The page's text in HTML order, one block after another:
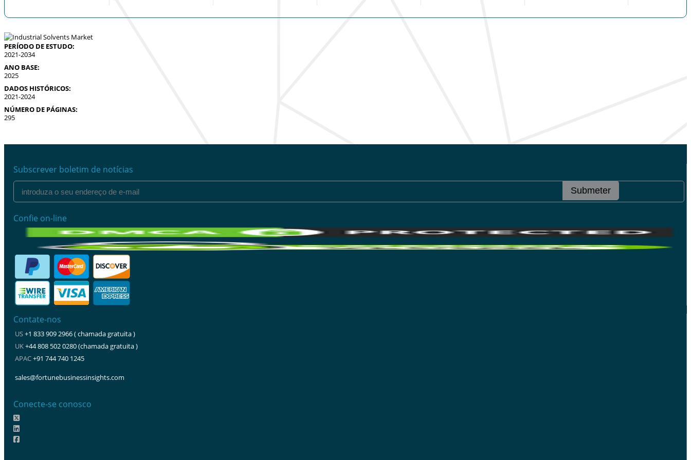
PERÍODO DE ESTUDO:
2021-2034
ANO BASE:
2025
DADOS HISTÓRICOS:
2021-2024
NÚMERO DE PÁGINAS:
295
Subscrever boletim de notícias
Submeter
Confie on-line
Contate-nos
US+1 833 909 2966 ( chamada gratuita )
UK+44 808 502 0280 (chamada gratuita )
APAC+91 744 740 1245
sales@fortunebusinessinsights.com
Conecte-se conosco